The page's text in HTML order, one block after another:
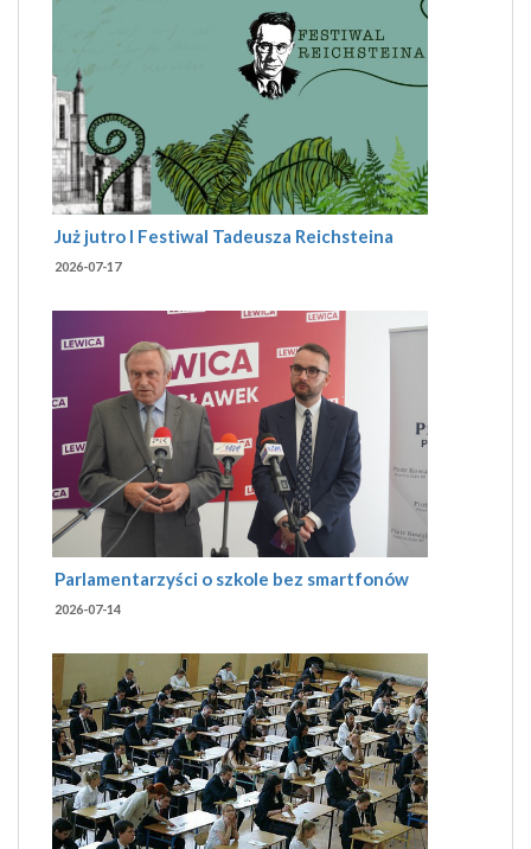
Już jutro I Festiwal Tadeusza Reichsteina
2026-07-17
Parlamentarzyści o szkole bez smartfonów
2026-07-14